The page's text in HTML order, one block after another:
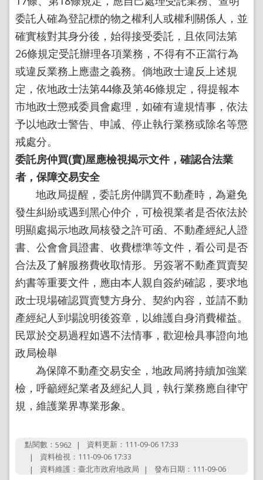
專
區
服
務
園
地
綜
合
資
訊
站
導
覽
回
首
頁
English
陳
系
統
政
問
答
委託人確為登記標的物之權利人或權利關係人，並
確實核對其身分後，始得接受委託，且依同法第
26條規定受託辦理各項業務，不得有不正當行為
或違反業務上應盡之義務。倘地政士違反上述規
定，依地政士法第44條及第46條規定，得提報本
市地政士懲戒委員會處理，如確有違規情事，依法
予以地政士警告、申誡、停止執行業務或除名等懲
戒處分。
委託房仲買(賣)屋應檢視揭示文件，確認合法業
者，保障交易安全
地政局提醒，委託房仲購買不動產時，為避免
發生糾紛或遇到黑心仲介，可檢視業者是否依法於
明顯處揭示地政局核發之許可函、不動產經紀人證
書、公會會員證書、收費標準等文件，看公司是否
合法及了解服務費收取情形。另簽署不動產買賣契
約書等重要文件，應由本人親自簽約確認，要求地
政士現場確認買賣雙方身分、契約內容，並請不動
產經紀人到場說明後簽章，以維護自身消費權益。
民眾於交易過程如遇不法情事，歡迎檢具事證向地
政局檢舉
為保障不動產交易安全，地政局將持續加強業
檢，呼籲經紀業者及經紀人員，執行業務應自律守
規，維護業界專業形象。
點閱數： 5962
資料更新：111-09-06 17:33
資料檢視：111-09-06 17:33
資料維護：臺北市政府地政局
發布日期：111-09-06